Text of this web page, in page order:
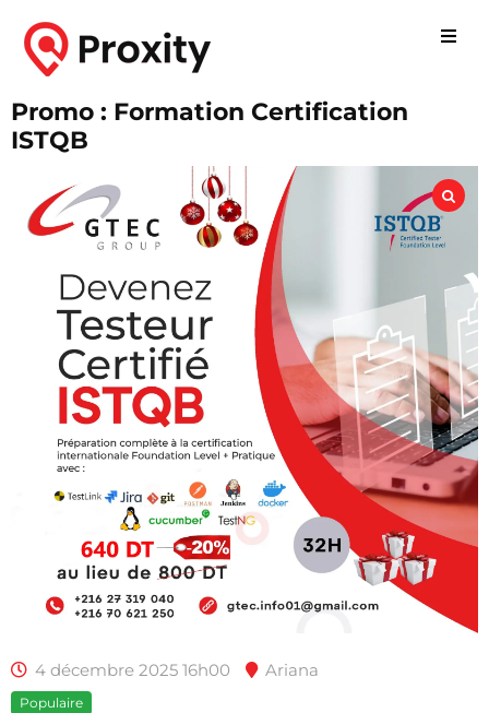
Promo : Formation Certification
ISTQB
4 décembre 2025 16h00 Ariana
Populaire